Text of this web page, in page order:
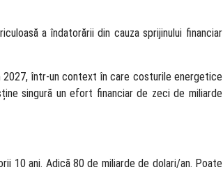
a îndatorării din cauza sprijinului financiar
2027, într-un context în care costurile energetice
singură un efort financiar de zeci de miliarde
10 ani. Adică 80 de miliarde de dolari/an. Poate